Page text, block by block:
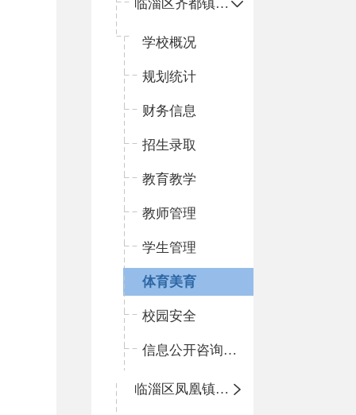
临淄区齐都镇中心学校
学校概况
规划统计
财务信息
招生录取
教育教学
教师管理
学生管理
体育美育
校园安全
信息公开咨询指南
临淄区凤凰镇中心学校